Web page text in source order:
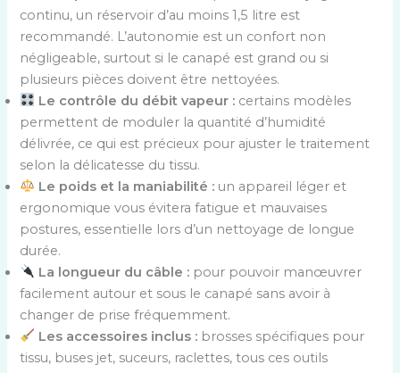
continu, un réservoir d’au moins 1,5 litre est
recommandé. L’autonomie est un confort non
négligeable, surtout si le canapé est grand ou si
plusieurs pièces doivent être nettoyées.
Le contrôle du débit vapeur : certains modèles
permettent de moduler la quantité d’humidité
délivrée, ce qui est précieux pour ajuster le traitement
selon la délicatesse du tissu.
Le poids et la maniabilité : un appareil léger et
ergonomique vous évitera fatigue et mauvaises
postures, essentielle lors d’un nettoyage de longue
durée.
La longueur du câble : pour pouvoir manœuvrer
facilement autour et sous le canapé sans avoir à
changer de prise fréquemment.
Les accessoires inclus : brosses spécifiques pour
tissu, buses jet, suceurs, raclettes, tous ces outils